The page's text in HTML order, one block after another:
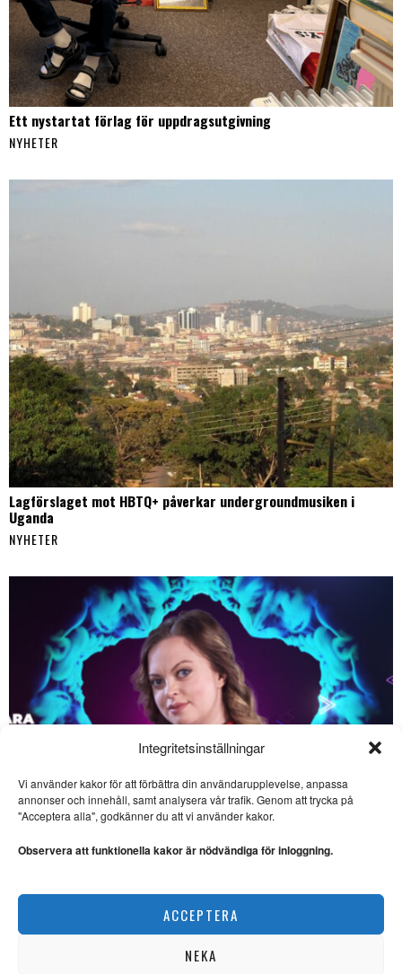
Integritetsinställningar
Vi använder kakor för att förbättra din användarupplevelse, anpassa
annonser och innehåll, samt analysera vår trafik. Genom att trycka på
"Acceptera alla", godkänner du att vi använder kakor.
Observera att funktionella kakor är nödvändiga för inloggning.
ACCEPTERA
NEKA
Ett nystartat förlag för uppdragsutgivning
NYHETER
Lagförslaget mot HBTQ+ påverkar undergroundmusiken i
Uganda
NYHETER
Saara Hermansson vill lyfta fram samisk kultur
Sevärda havsäventyr på
”Vaiana”
2026.
Film på bio: Svag sci-fi
och sevärda
dokumentärer